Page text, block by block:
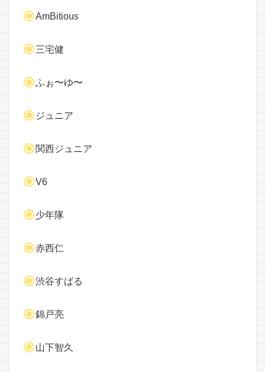
AmBitious
三宅健
ふぉ〜ゆ〜
ジュニア
関西ジュニア
V6
少年隊
赤西仁
渋谷すばる
錦戸亮
山下智久